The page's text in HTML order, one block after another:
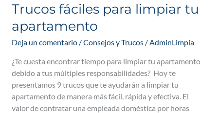
Trucos fáciles para limpiar tu
apartamento
Deja un comentario /Consejos y Trucos/AdminLimpia
¿Te cuesta encontrar tiempo para limpiar tu apartamento
debido a tus múltiples responsabilidades? Hoy te
presentamos 9 trucos que te ayudarán a limpiar tu
apartamento de manera más fácil, rápida y efectiva. El
valor de contratar una empleada doméstica por horas